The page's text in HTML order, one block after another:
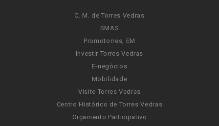
C. M. de Torres Vedras
SMAS
Promotorres, EM
Investir Torres Vedras
E-negócios
Mobilidade
Visite Torres Vedras
Centro Histórico de Torres Vedras
Orçamento Participativo